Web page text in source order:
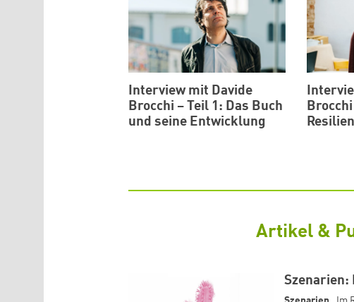
Interview mit Davide
Brocchi – Teil 1: Das Buch
und seine Entwicklung
Artikel &
Szenarien: